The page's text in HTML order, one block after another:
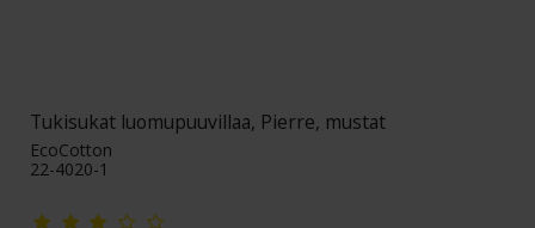
Tukisukat luomupuuvillaa, Pierre, mustat
EcoCotton
22-4020-1